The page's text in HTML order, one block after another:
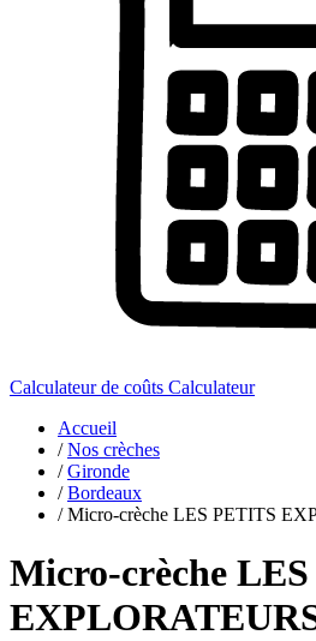
Calculateur de coûts Calculateur
Accueil
/ Nos crèches
/ Gironde
/ Bordeaux
/ Micro-crèche LES PETITS
Micro-crèche